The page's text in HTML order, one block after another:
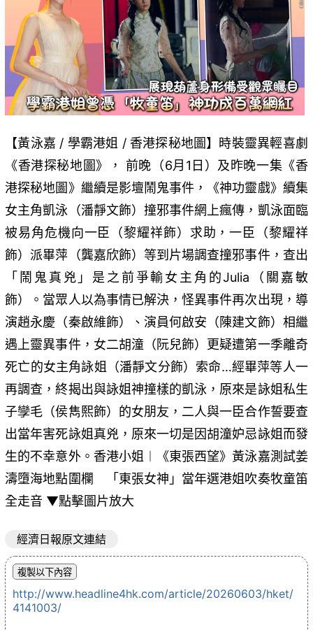
【黃泳嘉 / 學霸港姐 / 香港探秘地圖】時裝靈異輕喜劇
《香港探秘地圖》， 前晚（6月1日）及昨晚一集《香
港探秘地圖》繼續是影壇鬧鬼事件，《神功靈戲》續集
女主角凱泳（潘靜文飾）撞邪事件網上瘋傳，凱泳面臨
被易角危機向一臣（黎耀祥飾）求助，一臣（黎耀祥
飾）派畢萍（龔嘉欣飾）等到片場調查撞邪事件，查出
「鬧鬼真兇」是之前爭輸女主角的Julia（關嘉敏
飾）。當眾人以為事情已解決，怪異事件再次出現，導
演趙永慶（秦啟維飾）、演員何啟安（陳建文飾）相繼
遇上靈異事件，女二胡潼（阮兒飾）更疑遭第一季離奇
死亡的女主角詠姐（潘靜文分飾）索命…經畢萍等人一
再調查，終揭出與詠姐神撞樣的凱泳，原來是詠姐私生
子孿毛（侯雋熙飾）的女朋友，二人與一臣合作誓要查
出當年害死詠姐真兇，原來一切是因胡潼妒忌詠姐而發
生的不幸意外。香港小姐︱《東張西望》黃泳嘉測試姜
濤墮海地點圍欄 「東張女神」當年選港姐吹奏牧童笛
全走音 ▼點擊圖片放大
經濟日報原文連結
http://www.headline4hk.com/article/20260603/hket/
4141003/